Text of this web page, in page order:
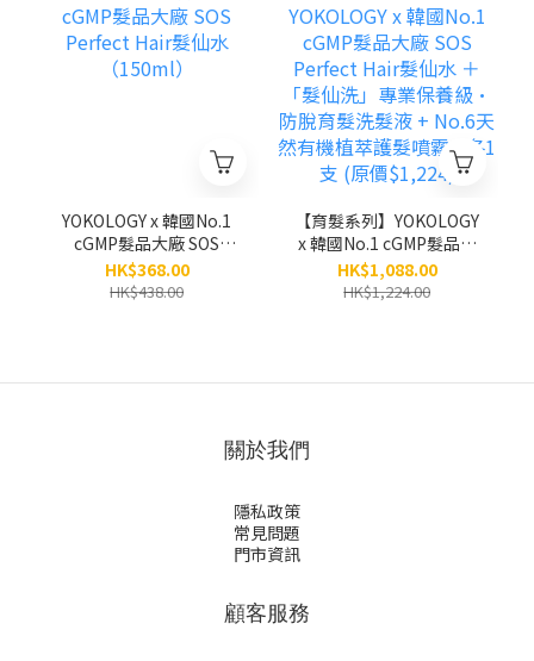
YOKOLOGY x 韓國No.1
cGMP髮品大廠 SOS
Perfect Hair髮仙水
（150ml）
HK$368.00
HK$438.00
【育髮系列】YOKOLOGY
x 韓國No.1 cGMP髮品大
廠 SOS Perfect Hair髮仙
水 ＋「髮仙洗」專業保
HK$1,088.00
HK$1,224.00
關於我們
隱私政策
常見問題
門市資訊
顧客服務